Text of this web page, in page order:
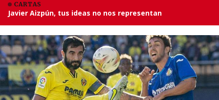
CARTAS
Javier Aizpún, tus ideas no nos representan